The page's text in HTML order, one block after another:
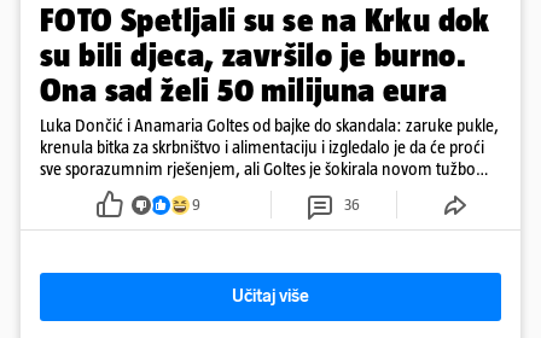
FOTO Spetljali su se na Krku dok
su bili djeca, završilo je burno.
Ona sad želi 50 milijuna eura
Luka Dončić i Anamaria Goltes od bajke do skandala: zaruke pukle,
krenula bitka za skrbništvo i alimentaciju i izgledalo je da će proći
sve sporazumnim rješenjem, ali Goltes je šokirala novom tužbom
u Sloveniji
9 36
Učitaj više